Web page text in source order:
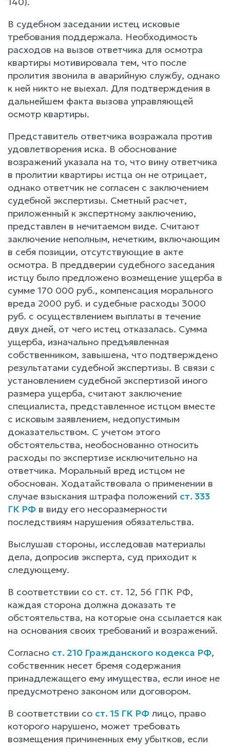
В судебном заседании истец исковые
требования поддержала. Необходимость
расходов на вызов ответчика для осмотра
квартиры мотивировала тем, что после
пролития звонила в аварийную службу, однако
к ней никто не выехал. Для подтверждения в
дальнейшем факта вызова управляющей
осмотр квартиры.
Представитель ответчика возражала против
удовлетворения иска. В обоснование
возражений указала на то, что вину ответчика
в пролитии квартиры истца он не отрицает,
однако ответчик не согласен с заключением
судебной экспертизы. Сметный расчет,
приложенный к экспертному заключению,
представлен в нечитаемом виде. Считают
заключение неполным, нечетким, включающим
в себя позиции, отсутствующие в акте
осмотра. В преддверии судебного заседания
истцу было предложено возмещение ущерба в
сумме 170 000 руб., компенсация морального
вреда 2000 руб. и судебные расходы 3000
руб. с осуществлением выплаты в течение
двух дней, от чего истец отказалась. Сумма
ущерба, изначально предъявленная
собственником, завышена, что подтверждено
результатами судебной экспертизы. В связи с
установлением судебной экспертизой иного
размера ущерба, считают заключение
специалиста, представленное истцом вместе
с исковым заявлением, недопустимым
доказательством. С учетом этого
обстоятельства, необоснованно относить
расходы по экспертизе исключительно на
ответчика. Моральный вред истцом не
обоснован. Ходатайствовала о применении в
случае взыскания штрафа положений ст. 333
ГК РФ в виду его несоразмерности
последствиям нарушения обязательства.
Выслушав стороны, исследовав материалы
дела, допросив эксперта, суд приходит к
следующему.
В соответствии со ст. ст. 12, 56 ГПК РФ,
каждая сторона должна доказать те
обстоятельства, на которые она ссылается как
на основания своих требований и возражений.
Согласно ст. 210 Гражданского кодекса РФ,
собственник несет бремя содержания
принадлежащего ему имущества, если иное не
предусмотрено законом или договором.
В соответствии со ст. 15 ГК РФ лицо, право
которого нарушено, может требовать
возмещения причиненных ему убытков, если